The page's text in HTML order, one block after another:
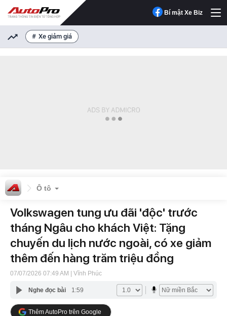
Bí mật Xe Biz
Xe giảm giá
Ô tô
Volkswagen tung ưu đãi 'độc' trước
tháng Ngâu cho khách Việt: Tặng
chuyến du lịch nước ngoài, có xe giảm
thêm đến hàng trăm triệu đồng
07/07/2026 07:49 AM | Vĩnh Phúc
Nghe đọc bài 1:59
Thêm AutoPro trên Google